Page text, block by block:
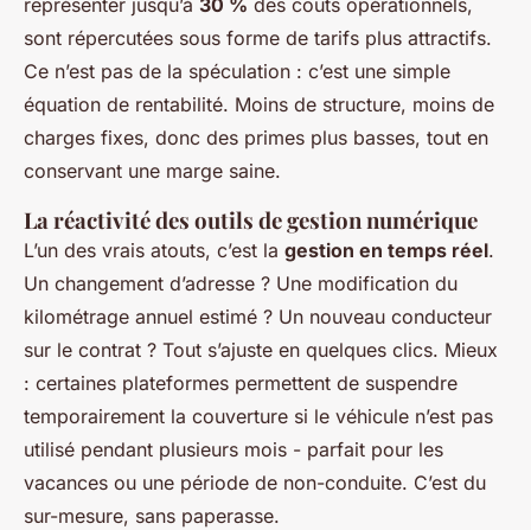
représenter jusqu’à 30 % des coûts opérationnels,
sont répercutées sous forme de tarifs plus attractifs.
Ce n’est pas de la spéculation : c’est une simple
équation de rentabilité. Moins de structure, moins de
charges fixes, donc des primes plus basses, tout en
conservant une marge saine.
La réactivité des outils de gestion numérique
L’un des vrais atouts, c’est la gestion en temps réel.
Un changement d’adresse ? Une modification du
kilométrage annuel estimé ? Un nouveau conducteur
sur le contrat ? Tout s’ajuste en quelques clics. Mieux
: certaines plateformes permettent de suspendre
temporairement la couverture si le véhicule n’est pas
utilisé pendant plusieurs mois - parfait pour les
vacances ou une période de non-conduite. C’est du
sur-mesure, sans paperasse.